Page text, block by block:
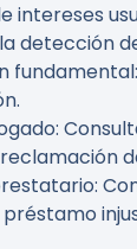
intereses
detección
fundamental
:
: